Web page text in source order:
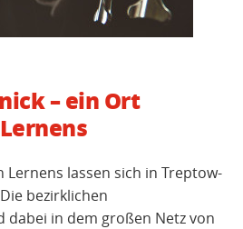
– ein Ort
lassen sich in Treptow-
bezirklichen
dabei in dem großen Netz von